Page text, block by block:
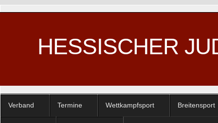
HESSISCHER
Verband Termine Wettkampfsport Breitensport